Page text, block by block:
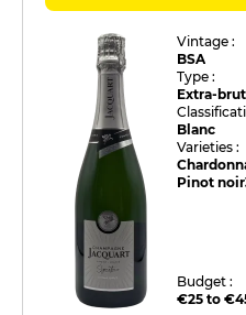
Vintage :
BSA
Type :
Extra-brut
Blanc
Varieties :
Pinot noir
Budget :
€25 to